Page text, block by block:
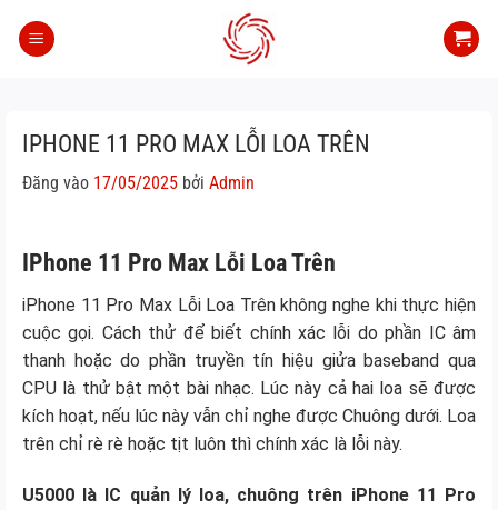
qua
IPHONE 11 PRO MAX LỖI LOA TRÊN
Đăng vào 17/05/2025 bởi Admin
IPhone 11 Pro Max Lỗi Loa Trên
iPhone 11 Pro Max Lỗi Loa Trên không nghe khi thực hiện
cuộc gọi. Cách thử để biết chính xác lỗi do phần IC âm
thanh hoặc do phần truyền tín hiệu giửa baseband qua
CPU là thử bật một bài nhạc. Lúc này cả hai loa sẽ được
kích hoạt, nếu lúc này vẫn chỉ nghe được Chuông dưới. Loa
trên chỉ rè rè hoặc tịt luôn thì chính xác là lỗi này.
U5000 là IC quản lý loa, chuông trên iPhone 11 Pro